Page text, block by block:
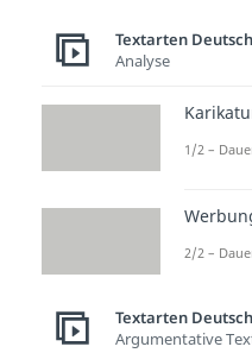
Textarten Deutsch
Analyse
1/2 –
2/2 –
Textarten Deutsch
Argumentative